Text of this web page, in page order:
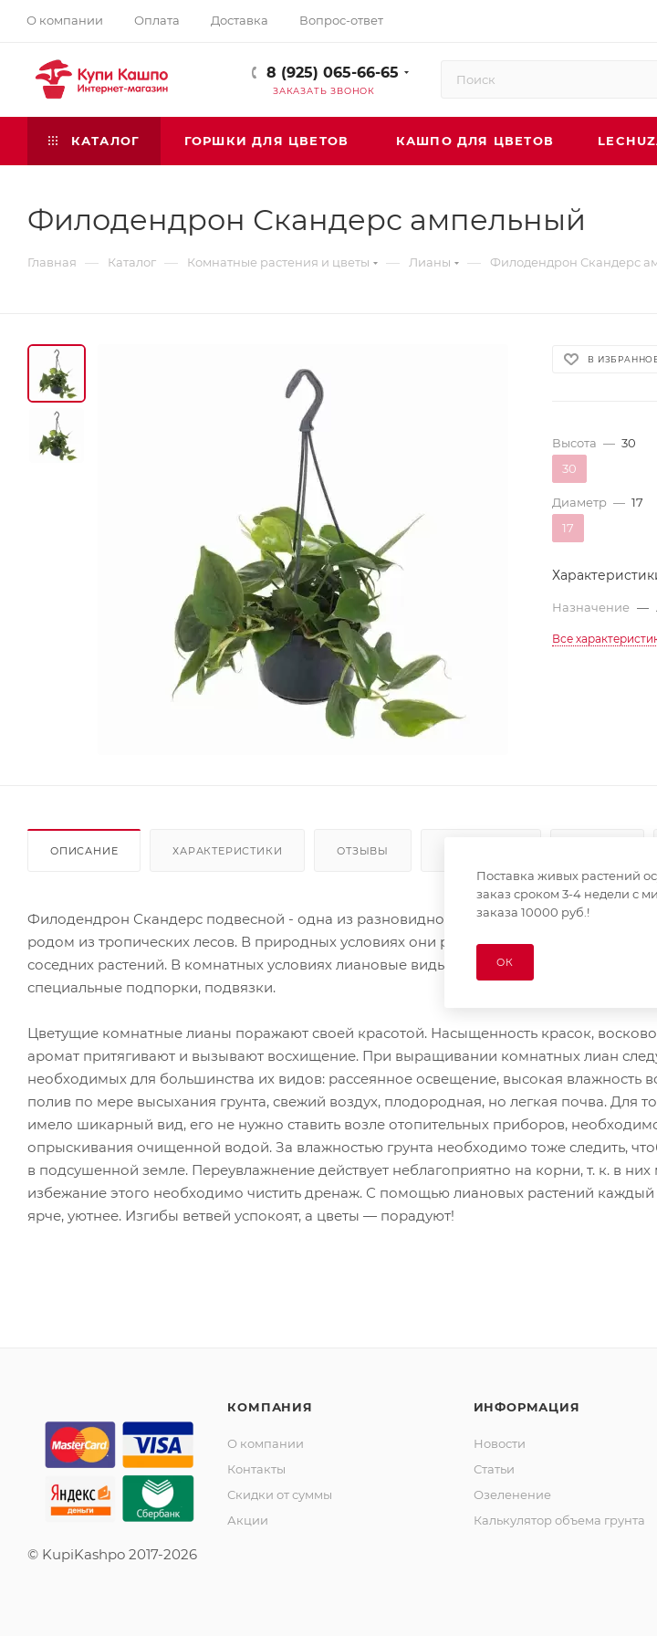
О компании Оплата Доставка Вопрос-ответ
8 (925) 065-66-65
ЗАКАЗАТЬ ЗВОНОК
КАТАЛОГ ГОРШКИ ДЛЯ ЦВЕТОВ КАШПО ДЛЯ ЦВЕТОВ
Филодендрон Скандерс ампельный
Главная — Каталог — Комнатные растения и цветы — Лианы — Филодендрон Скандерс
В
Высота — 30
30
Диаметр — 17
17
Назначение —
Все
ОПИСАНИЕ ХАРАКТЕРИСТИКИ ОТЗЫВЫ
Филодендрон Скандерс подвесной - одна из разновидностей вьющихся растений с
родом из тропических лесов. В природных условиях они растут вверх, к свету и
соседних растений. В комнатных условиях лиановые виды растений способны
специальные подпорки, подвязки.
Цветущие комнатные лианы поражают своей красотой. Насыщенность красок,
аромат притягивают и вызывают восхищение. При выращивании комнатных лиан
необходимых для большинства их видов: рассеянное освещение, высокая влажность
полив по мере высыхания грунта, свежий воздух, плодородная, но легкая почва. Для
имело шикарный вид, его не нужно ставить возле отопительных приборов,
опрыскивания очищенной водой. За влажностью грунта необходимо тоже следить,
в подсушенной земле. Переувлажнение действует неблагоприятно на корни, т. к. в них
избежание этого необходимо чистить дренаж. С помощью лиановых растений каждый
ярче, уютнее. Изгибы ветвей успокоят, а цветы — порадуют!
© KupiKashpo 2017-2026
КОМПАНИЯ
О компании
Контакты
Скидки от суммы
Акции
ИНФОРМАЦИЯ
Новости
Статьи
Озеленение
Калькулятор объема грунта
Поставка живых растений
заказ сроком 3-4 недели с
заказа 10000 руб.!
ОК